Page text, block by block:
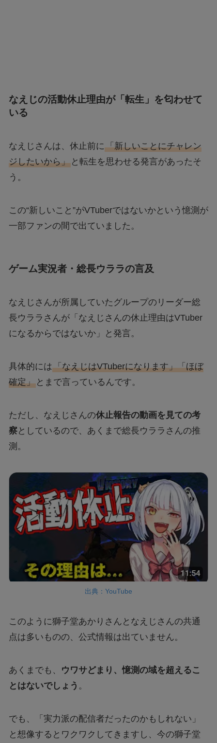
なえじの活動休止理由が「転生」を匂わせて
いる
なえじさんは、休止前に「新しいことにチャレン
ジしたいから」と転生を思わせる発言があったそ
う。
この“新しいこと”がVTuberではないかという憶測が
一部ファンの間で出ていました。
ゲーム実況者・総長ウララの言及
なえじさんが所属していたグループのリーダー総
長ウララさんが「なえじさんの休止理由はVTuber
になるからではないか」と発言。
具体的には「なえじはVTuberになります」「ほぼ
確定」とまで言っているんです。
ただし、なえじさんの休止報告の動画を見ての考
察としているので、あくまで総長ウララさんの推
測。
出典：YouTube
このように獅子堂あかりさんとなえじさんの共通
点は多いものの、公式情報は出ていません。
あくまでも、
ウワサどまり、憶測の域を超えるこ
とはないでしょう 。
でも、「実力派の配信者だったのかもしれない」
と想像するとワクワクしてきますし、今の獅子堂